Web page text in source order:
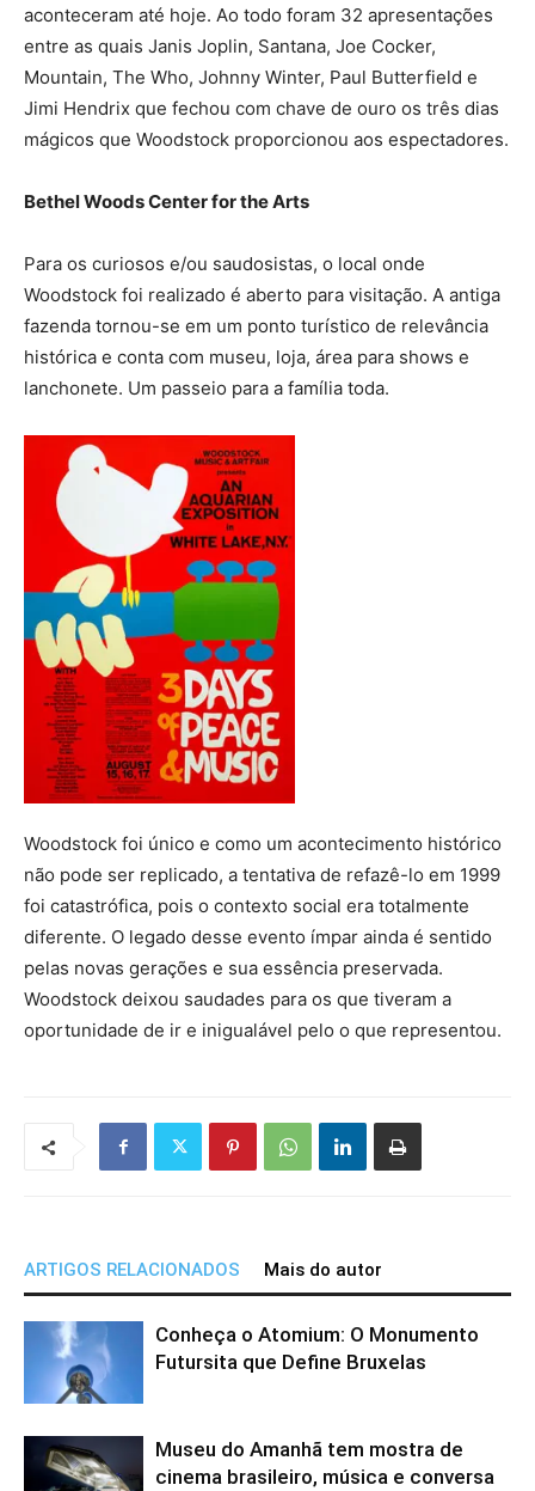
aconteceram até hoje. Ao todo foram 32 apresentações
entre as quais Janis Joplin, Santana, Joe Cocker,
Mountain, The Who, Johnny Winter, Paul Butterfield e
Jimi Hendrix que fechou com chave de ouro os três dias
mágicos que Woodstock proporcionou aos espectadores.
Bethel Woods Center for the Arts
Para os curiosos e/ou saudosistas, o local onde
Woodstock foi realizado é aberto para visitação. A antiga
fazenda tornou-se em um ponto turístico de relevância
histórica e conta com museu, loja, área para shows e
lanchonete. Um passeio para a família toda.
Woodstock foi único e como um acontecimento histórico
não pode ser replicado, a tentativa de refazê-lo em 1999
foi catastrófica, pois o contexto social era totalmente
diferente. O legado desse evento ímpar ainda é sentido
pelas novas gerações e sua essência preservada.
Woodstock deixou saudades para os que tiveram a
oportunidade de ir e inigualável pelo o que representou.
ARTIGOS RELACIONADOS Mais do autor
Conheça o Atomium: O Monumento
Futursita que Define Bruxelas
Museu do Amanhã tem mostra de
cinema brasileiro, música e conversa